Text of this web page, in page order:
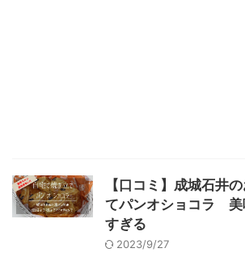
【口コミ】成城石井
てパンオショコラ 美
すぎる
2023/9/27